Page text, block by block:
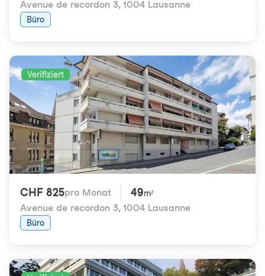
Avenue de recordon 3, 1004 Lausanne
Büro
Verifiziert
CHF 825pro Monat 49m²
Avenue de recordon 3, 1004 Lausanne
Büro